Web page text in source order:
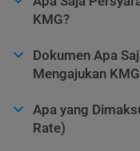
KMG?
Dokumen Apa
Mengajukan
Apa yang
Rate)